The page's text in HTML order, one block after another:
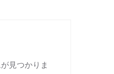
見つかりま